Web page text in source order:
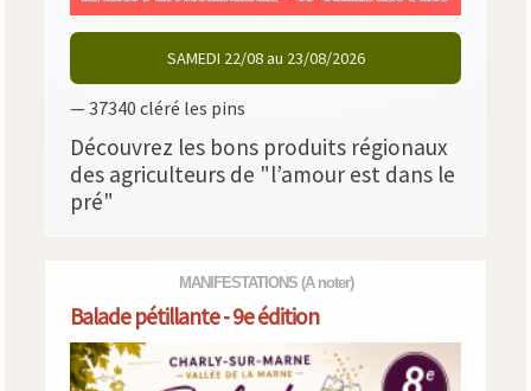
SAMEDI 22/08 au 23/08/2026
— 37340 cléré les pins
Découvrez les bons produits régionaux
des agriculteurs de "l’amour est dans le
pré"
MANIFESTATIONS (A noter)
Balade pétillante - 9e édition